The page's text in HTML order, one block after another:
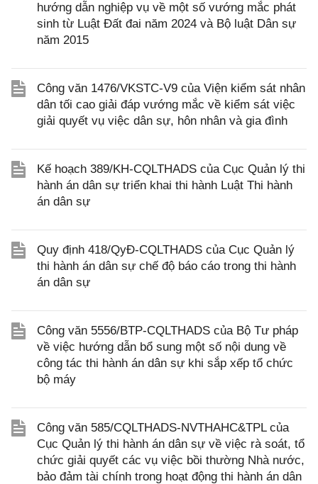
hướng dẫn nghiệp vụ về một số vướng mắc phát
sinh từ Luật Đất đai năm 2024 và Bộ luật Dân sự
năm 2015
Công văn 1476/VKSTC-V9 của Viện kiểm sát nhân
dân tối cao giải đáp vướng mắc về kiểm sát việc
giải quyết vụ việc dân sự, hôn nhân và gia đình
Kế hoạch 389/KH-CQLTHADS của Cục Quản lý thi
hành án dân sự triển khai thi hành Luật Thi hành
án dân sự
Quy định 418/QyĐ-CQLTHADS của Cục Quản lý
thi hành án dân sự chế độ báo cáo trong thi hành
án dân sự
Công văn 5556/BTP-CQLTHADS của Bộ Tư pháp
về việc hướng dẫn bổ sung một số nội dung về
công tác thi hành án dân sự khi sắp xếp tổ chức
bộ máy
Công văn 585/CQLTHADS-NVTHAHC&TPL của
Cục Quản lý thi hành án dân sự về việc rà soát, tổ
chức giải quyết các vụ việc bồi thường Nhà nước,
bảo đảm tài chính trong hoạt động thi hành án dân